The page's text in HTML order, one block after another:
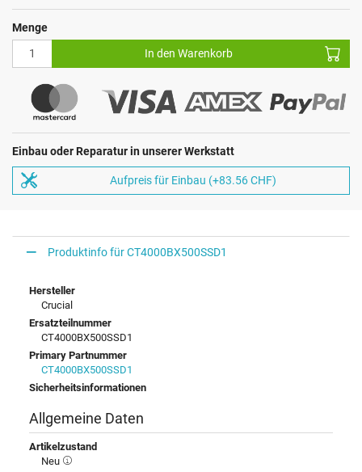
Menge
In den Warenkorb
Einbau oder Reparatur in unserer Werkstatt
Aufpreis für Einbau (+83.56 CHF)
Produktinfo für CT4000BX500SSD1
Hersteller
Crucial
Ersatzteilnummer
CT4000BX500SSD1
Primary Partnummer
CT4000BX500SSD1
Sicherheitsinformationen
Allgemeine Daten
Artikelzustand
Neu